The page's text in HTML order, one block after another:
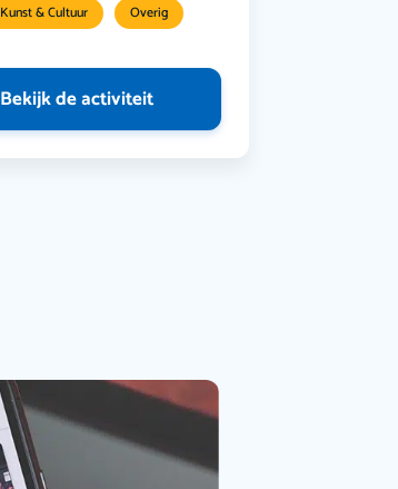
Kunst & Cultuur Overig
Bekijk de activiteit